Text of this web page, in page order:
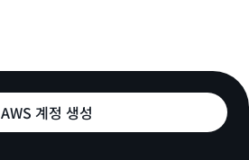
AWS 계정 생성